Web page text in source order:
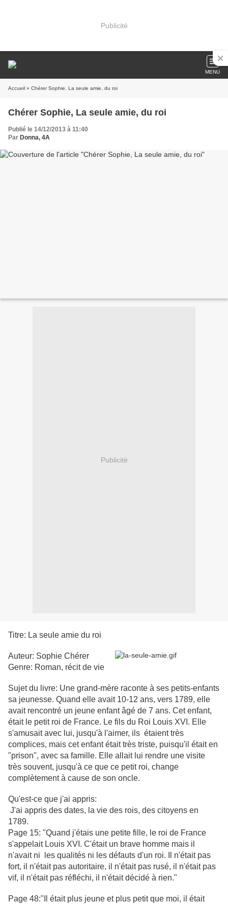
Publicité
MENU
Accueil » Chérer Sophie, La seule amie, du roi
Chérer Sophie, La seule amie, du roi
Publié le 14/12/2013 à 11:40
Par Donna, 4A
Publicité
Titre: La seule amie du roi
Auteur: Sophie Chérer
Genre: Roman, récit de vie
Sujet du livre: Une grand-mère raconte à ses petits-enfants
sa jeunesse. Quand elle avait 10-12 ans, vers 1789, elle
avait rencontré un jeune enfant âgé de 7 ans. Cet enfant,
était le petit roi de France. Le fils du Roi Louis XVI. Elle
s'amusait avec lui, jusqu'à l'aimer, ils étaient très
complices, mais cet enfant était très triste, puisqu'il était en
"prison", avec sa famille. Elle allait lui rendre une visite
très souvent, jusqu'à ce que ce petit roi, change
complètement à cause de son oncle.
Qu'est-ce que j'ai appris:
J'ai appris des dates, la vie des rois, des citoyens en
1789.
Page 15: "Quand j'étais une petite fille, le roi de France
s'appelait Louis XVI. C'était un brave homme mais il
n'avait ni les qualités ni les défauts d'un roi. Il n'était pas
fort, il n'était pas autoritaire, il n'était pas rusé, il n'était pas
vif, il n'était pas réfléchi, il n'était décidé à rien."
Page 48:"Il était plus jeune et plus petit que moi, il était